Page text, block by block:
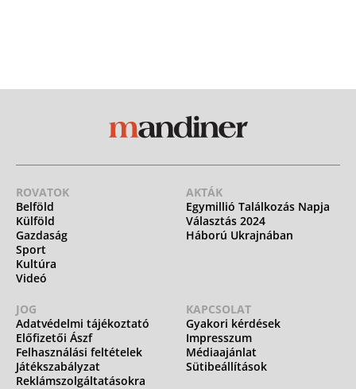
ROVATOK
Belföld
Külföld
Gazdaság
Sport
Kultúra
Videó
AKTÁK
Egymillió Találkozás Napja
Választás 2024
Háború Ukrajnában
JOG
Adatvédelmi tájékoztató
Előfizetői Ászf
Felhasználási feltételek
Játékszabályzat
Reklámszolgáltatásokra
KAPCSOLAT
Gyakori kérdések
Impresszum
Médiaajánlat
Sütibeállítások